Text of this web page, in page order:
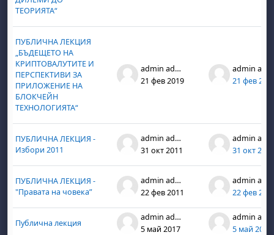
ТЕОРИЯТА“
ПУБЛИЧНА ЛЕКЦИЯ
„БЪДЕЩЕТО НА
КРИПТОВАЛУТИТЕ И
ПЕРСПЕКТИВИ ЗА
ПРИЛОЖЕНИЕ НА
БЛОКЧЕЙН
ТЕХНОЛОГИЯТА“
admin admin
21 фев 2019
21 фев
ПУБЛИЧНА ЛЕКЦИЯ -
Избори 2011
admin admin
31 окт 2011
31 окт 2011
ПУБЛИЧНА ЛЕКЦИЯ -
"Правата на човека”
admin admin
22 фев 2011
22 фев
Публична лекция
admin admin
5 май 2017
5 май 2017